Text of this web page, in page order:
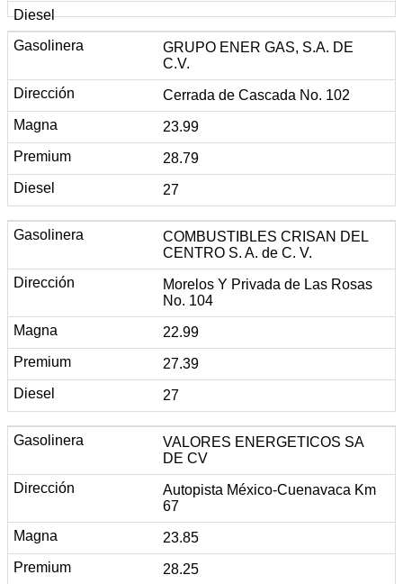
GRUPO ENER GAS, S.A. DE
C.V.
Cerrada de Cascada No. 102
23.99
28.79
27
COMBUSTIBLES CRISAN DEL
CENTRO S. A. de C. V.
Morelos Y Privada de Las Rosas
No. 104
22.99
27.39
27
VALORES ENERGETICOS SA
DE CV
Autopista México-Cuenavaca Km
67
23.85
28.25